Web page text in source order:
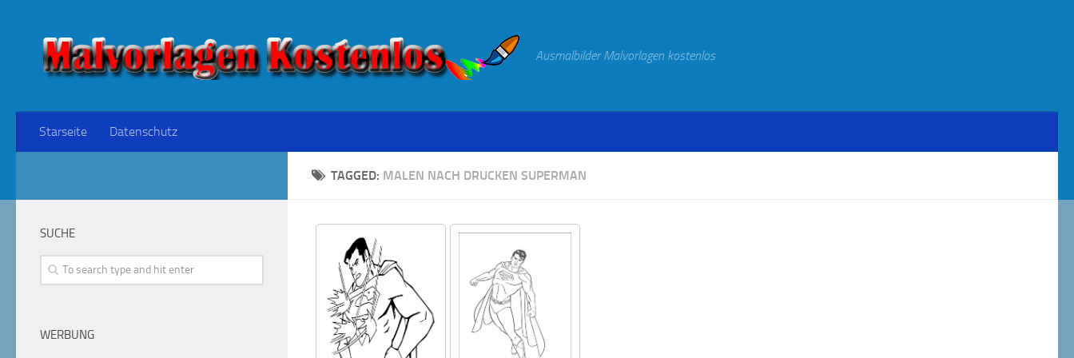
Ausmalbilder Malvorlagen kostenlos
Starseite Datenschutz
TAGGED: MALEN NACH DRUCKEN SUPERMAN
SUCHE
WERBUNG